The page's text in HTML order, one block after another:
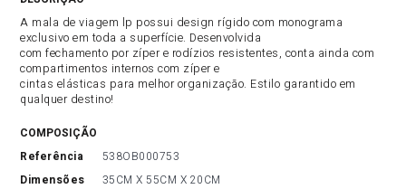
A mala de viagem lp possui design rígido com monograma
exclusivo em toda a superfície. Desenvolvida
com fechamento por zíper e rodízios resistentes, conta ainda com
compartimentos internos com zíper e
cintas elásticas para melhor organização. Estilo garantido em
qualquer destino!
COMPOSIÇÃO
referência
538OB000753
dimensões
35CM X 55CM X 20CM